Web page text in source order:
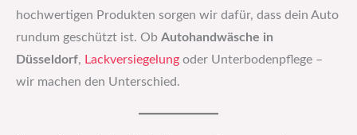
hochwertigen Produkten sorgen wir dafür, dass dein Auto
rundum geschützt ist. Ob Autohandwäsche in
Düsseldorf, Lackversiegelung oder Unterbodenpflege –
wir machen den Unterschied.